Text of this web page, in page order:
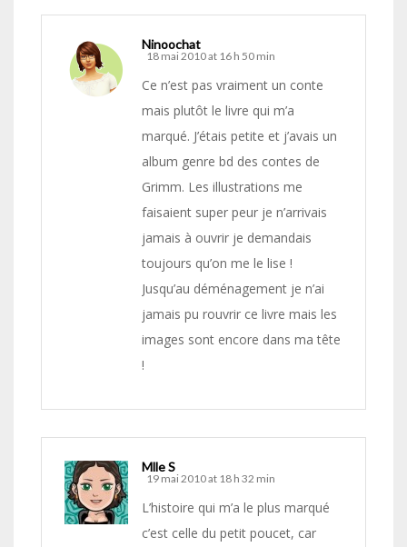
Ninoochat
18 mai 2010 at 16 h 50 min
Ce n’est pas vraiment un conte
mais plutôt le livre qui m’a
marqué. J’étais petite et j’avais un
album genre bd des contes de
Grimm. Les illustrations me
faisaient super peur je n’arrivais
jamais à ouvrir je demandais
toujours qu’on me le lise !
Jusqu’au déménagement je n’ai
jamais pu rouvrir ce livre mais les
images sont encore dans ma tête
!
Mlle S
19 mai 2010 at 18 h 32 min
L’histoire qui m’a le plus marqué
c’est celle du petit poucet, car